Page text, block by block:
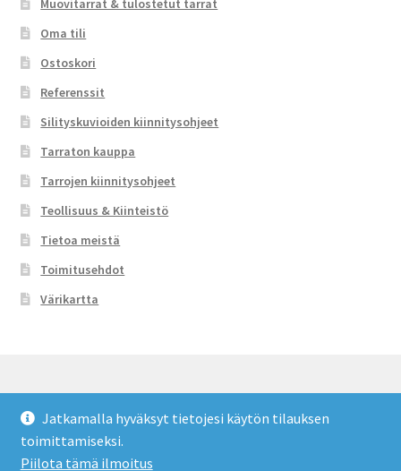
Jatkamalla hyväksyt tietojesi käytön tilauksen
toimittamiseksi.
Piilota tämä ilmoitus
Muovitarrat & tulostetut tarrat
Oma tili
Ostoskori
Referenssit
Silityskuvioiden kiinnitysohjeet
Tarraton kauppa
Tarrojen kiinnitysohjeet
Teollisuus & Kiinteistö
Tietoa meistä
Toimitusehdot
Värikartta
© Tarraton 2026
Toimitusehdot